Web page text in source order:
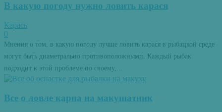
В какую погоду нужно ловить карася
Карась
0
Мнения о том, в какую погоду лучше ловить карася в рыбацкой среде
могут быть диаметрально противоположными. Каждый рыбак
подходит к этой проблеме по своему,...
Все о ловле карпа на макушатник